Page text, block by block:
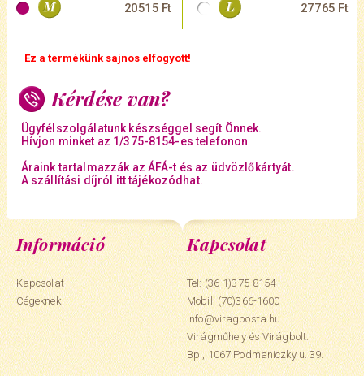
20515 Ft 27765 Ft
Ez a termékünk sajnos elfogyott!
Kérdése van?
Ügyfélszolgálatunk készséggel segít Önnek.
Hívjon minket az 1/375-8154-es telefonon
Áraink tartalmazzák az ÁFÁ-t és az üdvözlőkártyát.
A szállítási díjról itt tájékozódhat.
Információ
Kapcsolat
Cégeknek
Kapcsolat
Tel: (36-1)375-8154
Mobil:(70)366-1600
info@viragposta.hu
Virágműhely és Virágbolt:
Bp., 1067 Podmaniczky u. 39.